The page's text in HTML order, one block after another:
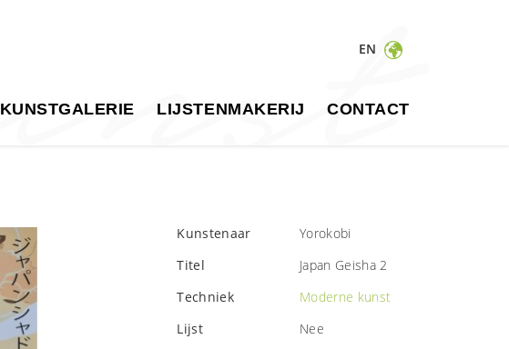
EN
KUNSTGALERIE LIJSTENMAKERIJ CONTACT
Kunstenaar
Yorokobi
Titel
Japan Geisha 2
Techniek
Moderne kunst
Lijst
Nee